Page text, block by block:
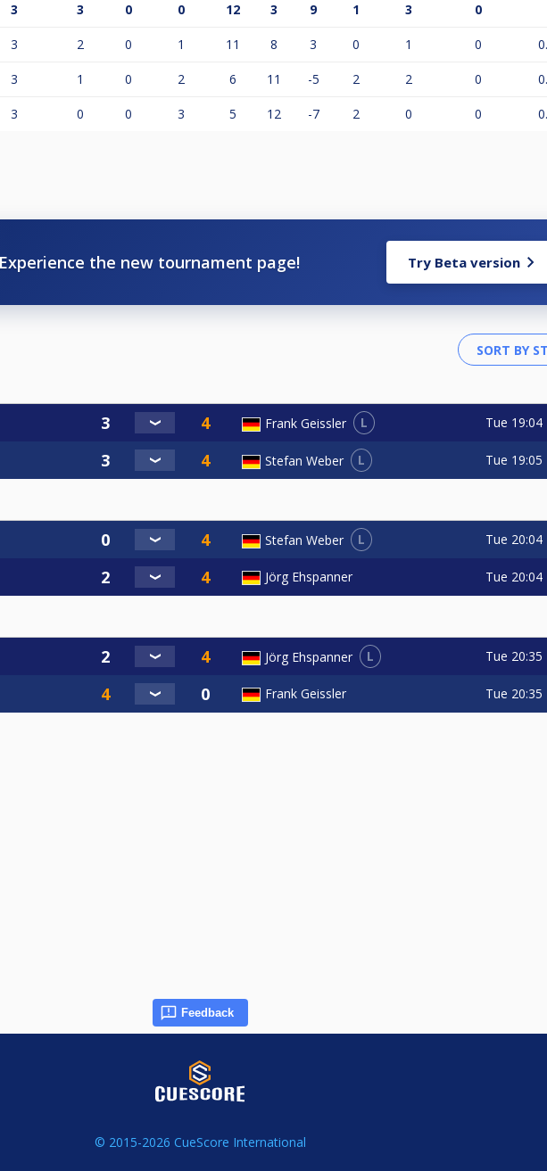
3 3 0 0 12 3 9 1 3 0
3 2 0 1 11 8 3 0 1 0
3 1 0 2 6 11 -5 2 2 0
3 0 0 3 5 12 -7 2 0 0
Experience the new tournament page! Try Beta version
Frank Geissler L Tue 19:04
Stefan Weber L Tue 19:05
Stefan Weber L Tue 20:04
Jörg Ehspanner Tue 20:04
Jörg Ehspanner L Tue 20:35
Frank Geissler Tue 20:35
Feedback
© 2015-2026 CueScore International